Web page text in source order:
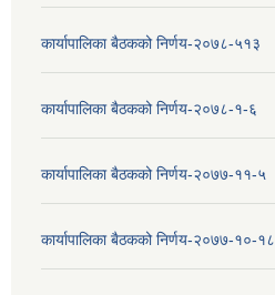
कार्यापालिका बैठकको निर्णय-२०७८-५१३
कार्यापालिका बैठकको निर्णय-२०७८-१-६
कार्यापालिका बैठकको निर्णय-२०७७-११-५
कार्यापालिका बैठकको निर्णय-२०७७-१०-१८